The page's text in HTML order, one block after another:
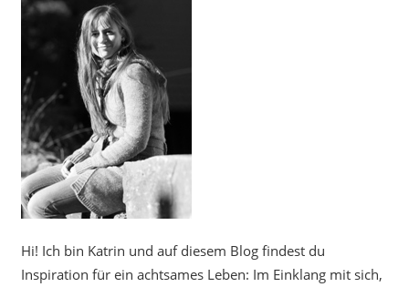
Hi! Ich bin Katrin und auf diesem Blog findest du
Inspiration für ein achtsames Leben: Im Einklang mit sich,